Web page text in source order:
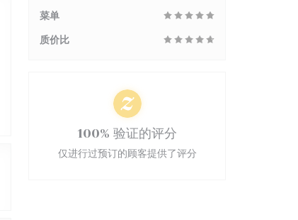
菜单
质价比
100% 验证的评分
仅进行过预订的顾客提供了评分